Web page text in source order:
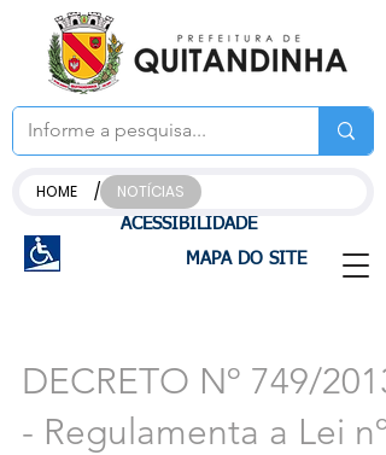
ACESSIBILIDADE
MAPA DO SITE
HOME / NOTÍCIAS
DECRETO Nº 749/2013
- Regulamenta a Lei nº